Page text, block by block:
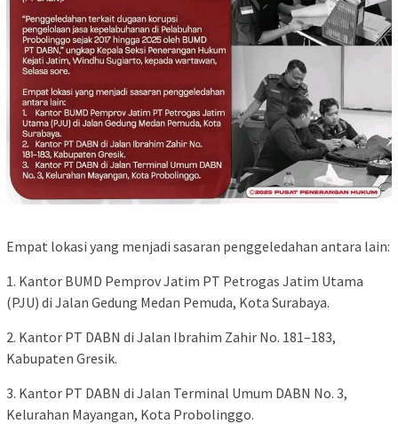
Empat lokasi yang menjadi sasaran penggeledahan antara lain:
1. Kantor BUMD Pemprov Jatim PT Petrogas Jatim Utama
(PJU) di Jalan Gedung Medan Pemuda, Kota Surabaya.
2. Kantor PT DABN di Jalan Ibrahim Zahir No. 181–183,
Kabupaten Gresik.
3. Kantor PT DABN di Jalan Terminal Umum DABN No. 3,
Kelurahan Mayangan, Kota Probolinggo.